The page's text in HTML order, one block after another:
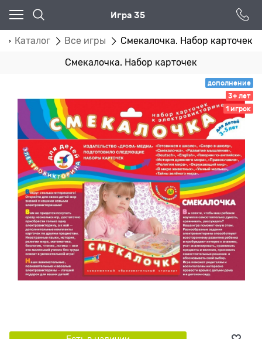
Игра 35
Каталог Все игры Смекалочка. Набор карточек
Смекалочка. Набор карточек
дополнение
3+ лет
1 игрок